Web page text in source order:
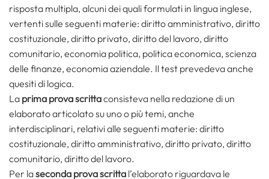
risposta multipla, alcuni dei quali formulati in lingua inglese,
vertenti sulle seguenti materie: diritto amministrativo, diritto
costituzionale, diritto privato, diritto del lavoro, diritto
comunitario, economia politica, politica economica, scienza
delle finanze, economia aziendale. Il test prevedeva anche
quesiti di logica.
La prima prova scrittaconsisteva nella redazione di un
elaborato articolato su uno o più temi, anche
interdisciplinari, relativi alle seguenti materie: diritto
costituzionale, diritto amministrativo, diritto privato, diritto
comunitario, diritto del lavoro.
Per laseconda prova scritta l’elaborato riguardava le